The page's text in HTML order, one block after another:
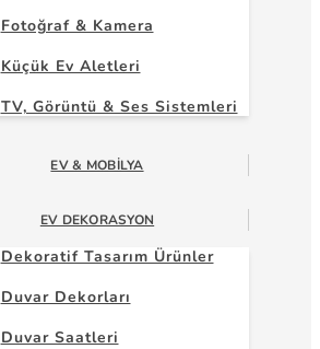
Fotoğraf & Kamera
Küçük Ev Aletleri
TV, Görüntü & Ses Sistemleri
EV & MOBILYA
EV DEKORASYON
Dekoratif Tasarım Ürünler
Duvar Dekorları
Duvar Saatleri